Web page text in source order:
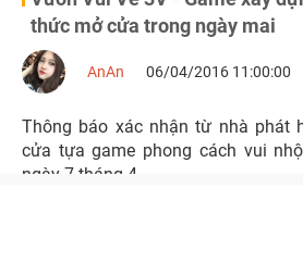
thức mở cửa trong ngày mai
AnAn 06/04/2016 11:00:00
Thông báo xác nhận từ nhà phát
cửa tựa game phong cách vui
ngày 7 tháng 4